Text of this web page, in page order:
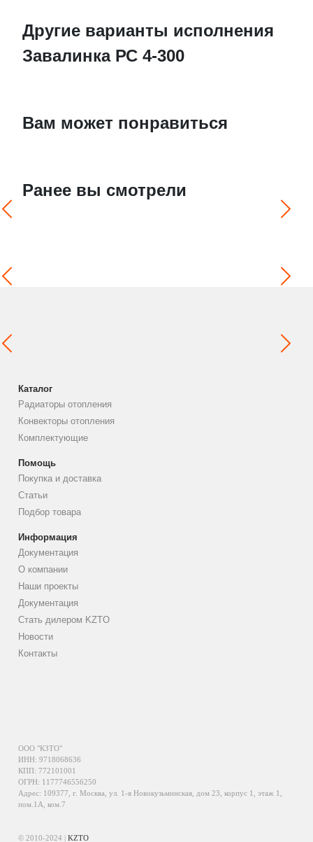
Другие варианты исполнения
Завалинка РС 4-300
Вам может понравиться
Ранее вы смотрели
Каталог
Радиаторы отопления
Конвекторы отопления
Комплектующие
Помощь
Покупка и доставка
Статьи
Подбор товара
Информация
Документация
О компании
Наши проекты
Документация
Стать дилером KZTO
Новости
Контакты
ООО "КЗТО"
ИНН: 9718068636
КПП: 772101001
ОГРН: 1177746556250
Адрес: 109377, г. Москва, ул. 1-я Новокузьминская, дом 23, корпус 1, этаж 1,
пом.1А, ком.7
© 2010-2024 |KZTO